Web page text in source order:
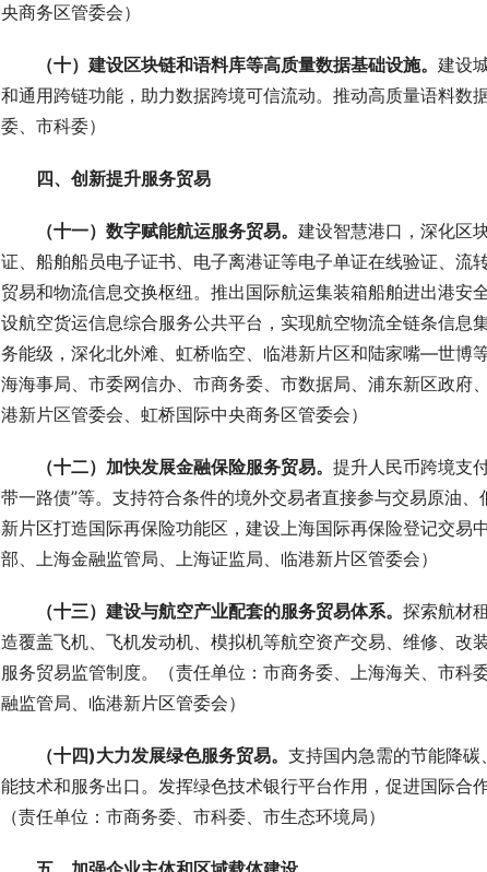
央商务区管委会）
（十）建设区块链和语料库等高质量数据基础设施。 建设
和通用跨链功能，助力数据跨境可信流动。推动高质量语料数
委、市科委）
四、创新提升服务贸易
（十一）数字赋能航运服务贸易。 建设智慧港口，深化区
证、船舶船员电子证书、电子离港证等电子单证在线验证、流
贸易和物流信息交换枢纽。推出国际航运集装箱船舶进出港安
设航空货运信息综合服务公共平台，实现航空物流全链条信息
务能级，深化北外滩、虹桥临空、临港新片区和陆家嘴—世博
海海事局、市委网信办、市商务委、市数据局、浦东新区政府
港新片区管委会、虹桥国际中央商务区管委会）
（十二）加快发展金融保险服务贸易。 提升人民币跨境支
带一路债”等。支持符合条件的境外交易者直接参与交易原油
新片区打造国际再保险功能区，建设上海国际再保险登记交易
部、上海金融监管局、上海证监局、临港新片区管委会）
（十三）建设与航空产业配套的服务贸易体系。 探索航材
造覆盖飞机、飞机发动机、模拟机等航空资产交易、维修、改
服务贸易监管制度。（责任单位：市商务委、上海海关、市科
融监管局、临港新片区管委会）
（十四)大力发展绿色服务贸易。 支持国内急需的节能降
能技术和服务出口。发挥绿色技术银行平台作用，促进国际合
（责任单位：市商务委、市科委、市生态环境局）